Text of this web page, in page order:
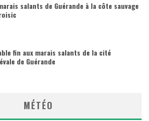
salants de Guérande à la côte sauvage
fin aux marais salants de la cité
de Guérande
MÉTÉO